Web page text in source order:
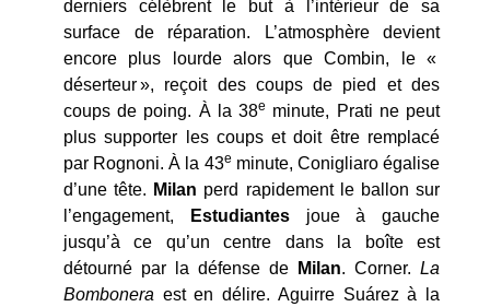
derniers célèbrent le but à l’intérieur de sa
surface de réparation. L’atmosphère devient
encore plus lourde alors que Combin, le «
déserteur », reçoit des coups de pied et des
coups de poing. À la 38e minute, Prati ne peut
plus supporter les coups et doit être remplacé
par Rognoni. À la 43e minute, Conigliaro égalise
d’une tête. Milan perd rapidement le ballon sur
l’engagement,
Estudiantesjoue à gauche
jusqu’à ce qu’un centre dans la boîte est
détourné par la défense de
Milan. Corner. La
Bombonera est en délire. Aguirre Suárez à la